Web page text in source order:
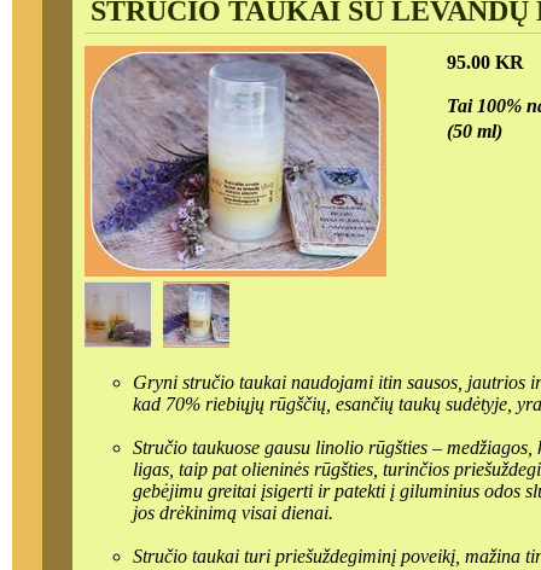
STRUČIO TAUKAI SU
95.00 KR
Tai 100%
(50 ml)
Gryni stručio taukai naudojami itin sausos, jautrios
kad 70% riebiųjų
Stručio taukuose gausu linolio rūgšties – medžiagos, kuri pagarsėjusi savo savybėmis gydant raumenų bei sąnarių
ligas, taip pat olieninės rūgšties, turinčios priešuždegiminį poveikį. Dėka šios rūgšties stručio taukai pasižymi
gebėjimu greitai įsigerti ir patekti į giluminius odos sluoksnius. Puikiai tinka sausos odos priežiūrai, nes užtikrina
jos drėkinimą visai dienai.
Stručio taukai turi priešuždegiminį poveikį, mažina tinimą, gydo žaizdas, nudegimus, įpjovimus, randus,